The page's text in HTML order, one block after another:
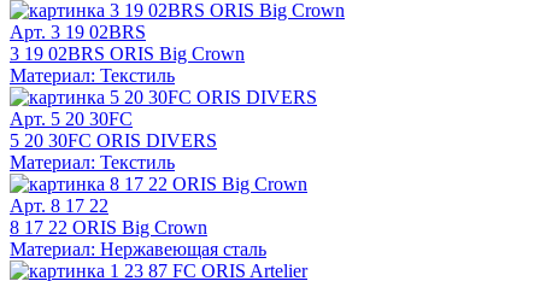
Арт. 3 19 02BRS
3 19 02BRS ORIS Big Crown
Материал: Текстиль
Арт. 5 20 30FC
5 20 30FC ORIS DIVERS
Материал: Текстиль
Арт. 8 17 22
8 17 22 ORIS Big Crown
Материал: Нержавеющая сталь